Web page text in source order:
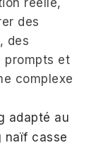
des
des
prompts et
complexe
adapté au
naïf casse